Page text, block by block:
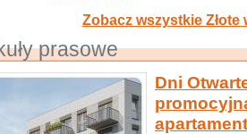
Zobacz wszystkie Złote
prasowe
Dni